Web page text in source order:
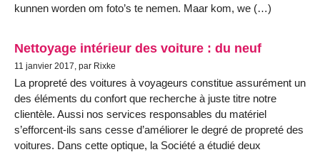
kunnen worden om foto’s te nemen. Maar kom, we (…)
Nettoyage intérieur des voiture : du neuf
11 janvier 2017, par Rixke
La propreté des voitures à voyageurs constitue assurément un
des éléments du confort que recherche à juste titre notre
clientèle. Aussi nos services responsables du matériel
s’efforcent-ils sans cesse d’améliorer le degré de propreté des
voitures. Dans cette optique, la Société a étudié deux